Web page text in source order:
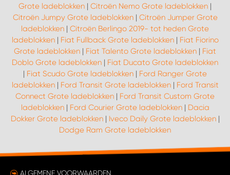
Grote ladeblokken | Citroën Nemo Grote ladeblokken |
Citroën Jumpy Grote ladeblokken| Citroën Jumper Grote
ladeblokken | Citroën Berlingo 2019- tot heden Grote
ladeblokken| Fiat Fullback Grote ladeblokken| Fiat Fiorino
Grote ladeblokken | Fiat Talento Grote ladeblokken | Fiat
Doblo Grote ladeblokken | Fiat Ducato Grote ladeblokken
| Fiat Scudo Grote ladeblokken | Ford Ranger Grote
ladeblokken| Ford Transit Grote ladeblokken| Ford Transit
Connect Grote ladeblokken | Ford Transit Custom Grote
ladeblokken| Ford Courier Grote ladeblokken| Dacia
Dokker Grote ladeblokken| Iveco Daily Grote ladeblokken|
Dodge Ram Grote ladeblokken
ALGEMENE VOORWAARDEN